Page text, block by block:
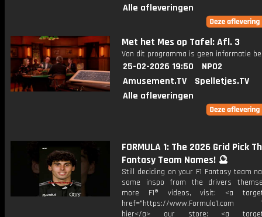
Alle afleveringen
Met het Mes op Tafel: Afl. 3
Van dit programma is geen informatie
25-02-2026 19:50
NPO2
Amusement.TV
Spelletjes.TV
Alle afleveringen
FORMULA 1: The 2026 Grid Pick
Fantasy Team Names! 🔮
Still deciding on your F1 Fantasy team
some inspo from the drivers
more F1® videos, visit: <a
href="https://www.Formula1.com
hier</a> our store: <a